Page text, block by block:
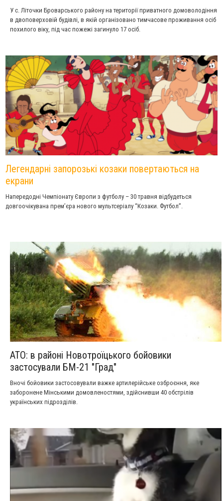
У с. Літочки Броварського району на території приватного домоволодіння
в двоповерховій будівлі, в якій організовано тимчасове проживання осіб
похилого віку, під час пожежі загинуло 17 осіб.
Легендарні запорозькі козаки повертаються на
екрани
Напередодні Чемпіонату Європи з футболу – 30 травня відбудеться
довгоочікувана прем’єра нового мультсеріалу “Козаки. Футбол”.
АТО: в районі Новотроїцького бойовики
застосували БМ-21 "Град"
Вночі бойовики застосовували важке артилерійське озброєння, яке
заборонене Мінськими домовленостями, здійснивши 40 обстрілів
українських підрозділів.